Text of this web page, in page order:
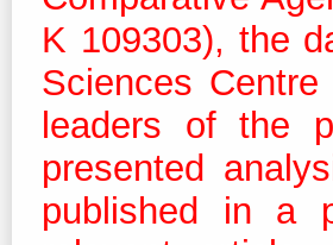
K 109303), the
Sciences
leaders of the
presented
published in a